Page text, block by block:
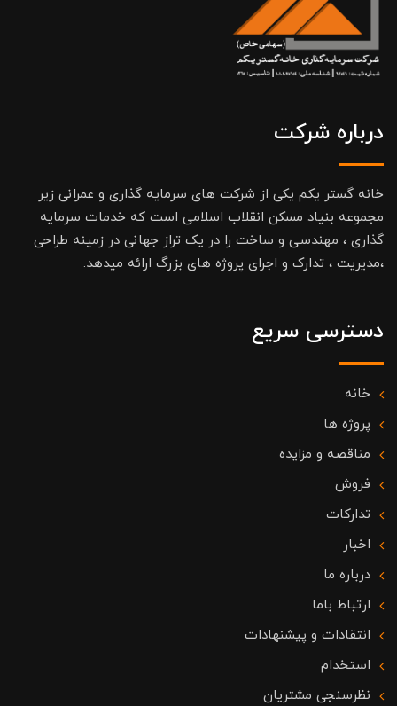
درباره شرکت
خانه گستر یکم یکی از شرکت های سرمایه گذاری و عمرانی زیر
مجموعه بنیاد مسکن انقلاب اسلامی است که خدمات سرمایه
گذاری ، مهندسی و ساخت را در یک تراز جهانی در زمینه طراحی
،مدیریت ، تدارک و اجرای پروژه های بزرگ ارائه میدهد.
دسترسی سریع
خانه
پروژه ها
مناقصه و مزایده
فروش
تدارکات
اخبار
درباره ما
ارتباط باما
انتقادات و پیشنهادات
استخدام
نظرسنجی مشتریان